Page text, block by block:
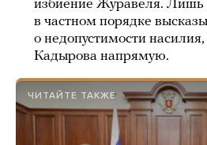
избиение Журавеля. Лишь
в частном порядке
о недопустимости
Кадырова напрямую.
ЧИТАЙТЕ ТАКЖЕ